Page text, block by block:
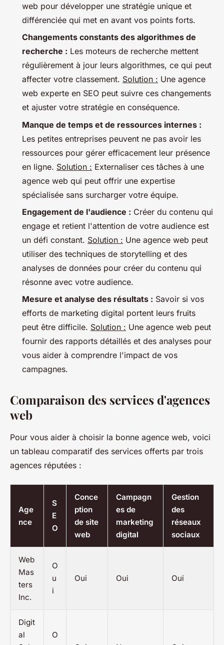
web pour développer une stratégie unique et
différenciée qui met en avant vos points forts.
Changements constants des algorithmes de
recherche : Les moteurs de recherche mettent
régulièrement à jour leurs algorithmes, ce qui peut
affecter votre classement. Solution : Une agence
web experte en SEO peut suivre ces changements
et ajuster votre stratégie en conséquence.
Manque de temps et de ressources internes :
Les petites entreprises peuvent ne pas avoir les
ressources pour gérer efficacement leur présence
en ligne. Solution : Externaliser ces tâches à une
agence web qui peut offrir une expertise
spécialisée sans surcharger votre équipe.
Engagement de l'audience : Créer du contenu qui
engage et retient l'attention de votre audience est
un défi constant. Solution : Une agence web peut
utiliser des techniques de storytelling et des
analyses de données pour créer du contenu qui
résonne avec votre audience.
Mesure et analyse des résultats : Savoir si vos
efforts de marketing digital portent leurs fruits
peut être difficile. Solution : Une agence web peut
fournir des rapports détaillés et des analyses pour
vous aider à comprendre l'impact de vos
campagnes.
Comparaison des services d'agences
web
Pour vous aider à choisir la bonne agence web, voici
un tableau comparatif des services offerts par trois
agences réputées :
Age
nce
S
E
O
Conce
ption
de site
web
Campagn
es de
marketing
digital
Gestion
des
réseaux
sociaux
Web
Mas
ters
Inc.
O
u
i
Oui Oui Oui
Digit
al
O